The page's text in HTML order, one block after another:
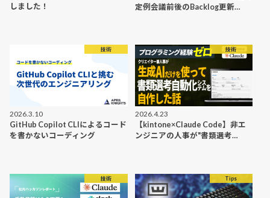
しました！
定例会議前後のBacklog更新…
技術
2026.3.10
GitHub Copilot CLIによるコード
を書かないコーディング
技術
2026.4.23
【kintone×Claude Code】非エ
ンジニアの人事が"書類選考…
技術 Tips